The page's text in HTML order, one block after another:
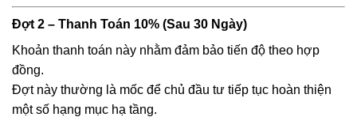
Đợt 2 – Thanh Toán 10% (Sau 30 Ngày)
Khoản thanh toán này nhằm đảm bảo tiến độ theo hợp
đồng.
Đợt này thường là mốc để chủ đầu tư tiếp tục hoàn thiện
một số hạng mục hạ tầng.